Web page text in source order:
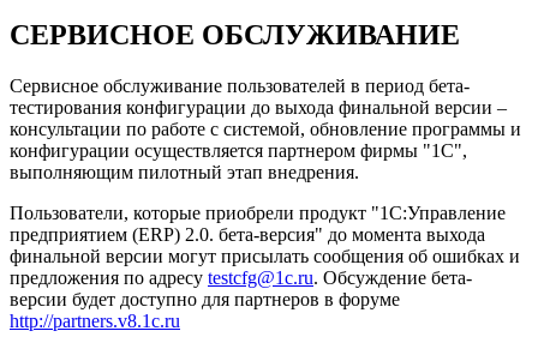
СЕРВИСНОЕ ОБСЛУЖИВАНИЕ
Сервисное обслуживание пользователей в период бета-
тестирования конфигурации до выхода финальной версии –
консультации по работе с системой, обновление программы и
конфигурации осуществляется партнером фирмы "1С",
выполняющим пилотный этап внедрения.
Пользователи, которые приобрели продукт "1С:Управление
предприятием (ERP) 2.0. бета-версия" до момента выхода
финальной версии могут присылать сообщения об ошибках и
предложения по адресу testcfg@1c.ru. Обсуждение бета-
версии будет доступно для партнеров в форуме
http://partners.v8.1c.ru